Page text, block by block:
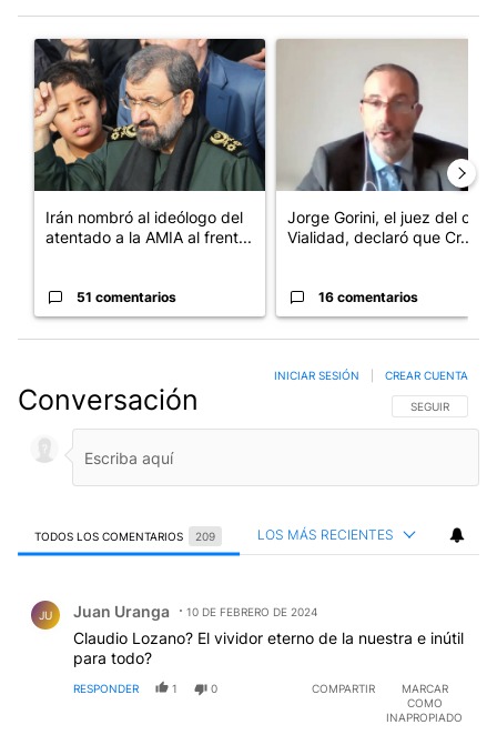
Un artículo de tendencia con el título "Irán nombró al ideólogo
Irán nombró al ideólogo del
atentado a la AMIA al frent...
51 comentarios
Jorge Gorini, el juez del caso
Vialidad, declaró que Cr...
16 comentarios
Conversación SIGA ESTA
SEGUIR
INICIAR SESIÓN CREAR CUENTA
TODOS LOS COMENTARIOS 209 LOS MÁS RECIENTES
JU Juan Uranga 10 DE FEBRERO DE 2024
Claudio Lozano? El vividor eterno de la nuestra e inútil
para todo?
RESPONDER 1 0 COMPARTIR
MARCAR
COMO
INAPROPIADO